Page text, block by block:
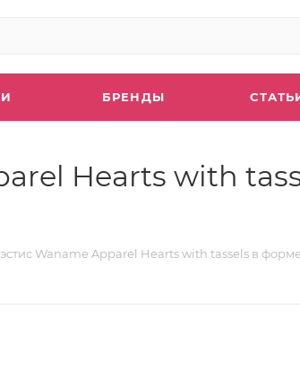
БРЕНДЫ
Hearts with
Waname Apparel Hearts with tassels в